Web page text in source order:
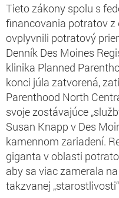
Tieto zákony spolu s
financovania potratov
ovplyvnili potratový
Denník Des Moines
klinika Planned
konci júla zatvorená,
Parenthood North
svoje zostávajúce
Susan Knapp v Des
kamennom zariadení.
giganta v oblasti
aby sa viac zamerala
takzvanej